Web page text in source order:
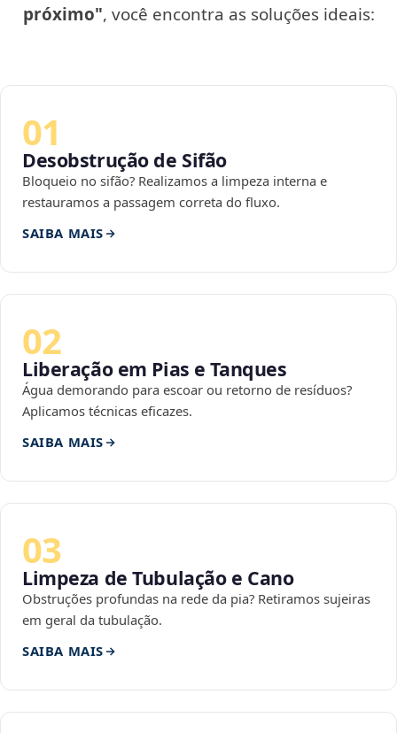
próximo", você encontra as soluções ideais:
01
Desobstrução de Sifão
Bloqueio no sifão? Realizamos a limpeza interna e
restauramos a passagem correta do fluxo.
SAIBA MAIS
02
Liberação em Pias e Tanques
Água demorando para escoar ou retorno de resíduos?
Aplicamos técnicas eficazes.
SAIBA MAIS
03
Limpeza de Tubulação e Cano
Obstruções profundas na rede da pia? Retiramos sujeiras
em geral da tubulação.
SAIBA MAIS